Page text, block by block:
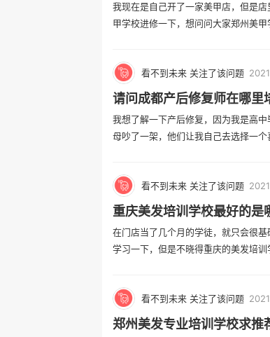
我现在是自己开了一家美甲店，但是
甲学校进修一下，想问问大家郑州美
看不到未来 关注了该问题
请问成都产后修复师在哪里
我想了解一下产后修复，因为我是高
母吵了一架，他们让我自己去选择一
看不到未来 关注了该问题
重庆美发培训学校最好的是
在门店当了几个月的学徒，就只会很
学习一下，但是不晓得重庆的美发培
看不到未来 关注了该问题
郑州美发专业培训学校求推